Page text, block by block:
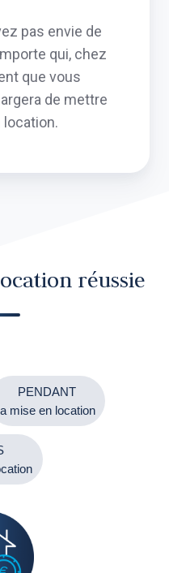
pas envie de
qui, chez
que vous
de mettre
location.
réussie
PENDANT
mise en location